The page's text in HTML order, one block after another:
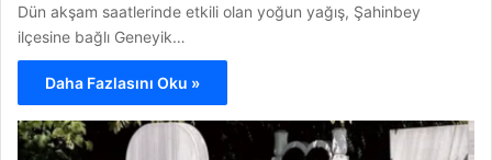
Dün akşam saatlerinde etkili olan yoğun yağış, Şahinbey
ilçesine bağlı Geneyik…
Daha Fazlasını Oku »